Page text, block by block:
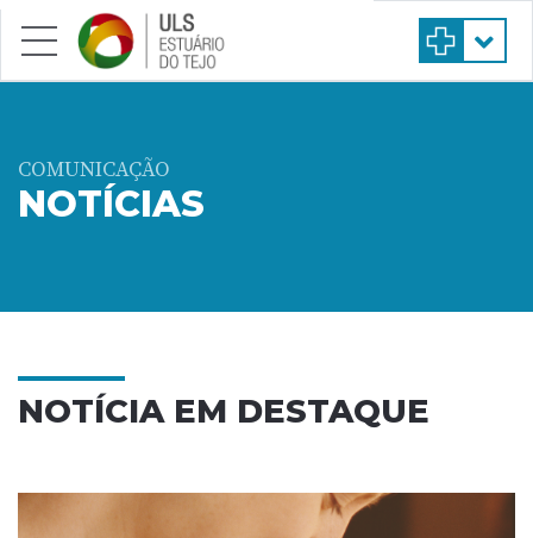
Saltar para conteúdo principal
COMUNICAÇÃO
NOTÍCIAS
NOTÍCIA EM DESTAQUE